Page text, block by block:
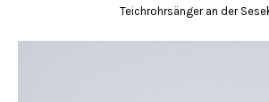
Teichrohrsänger an der